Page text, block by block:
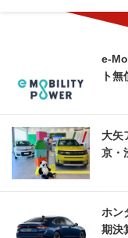
e-
ト
大矢
京・
ホン
期決